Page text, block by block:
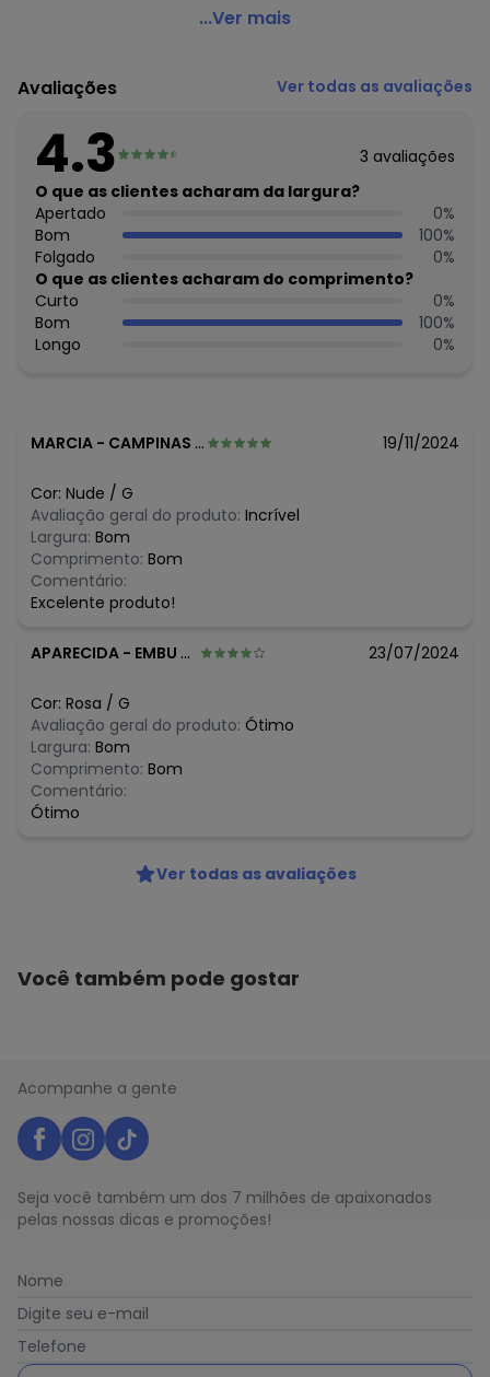
Lupo - Calcinha Fio Dental Loba 40355-001
Colecao : LOBA LINGERIE
...Ver mais
Avaliações Ver todas as avaliações
4.3 3 avaliações
O que as clientes acharam da largura?
Apertado
0%
Bom
100%
Folgado
0%
O que as clientes acharam do comprimento?
Curto
0%
Bom
100%
Longo
0%
MARCIA - CAMPINAS - SP 19/11/2024
Cor: Nude / G
Avaliação geral do produto: Incrível
Largura: Bom
Comprimento: Bom
Comentário:
Excelente produto!
APARECIDA - EMBU GUACU - SP 23/07/2024
Cor: Rosa / G
Avaliação geral do produto: Ótimo
Largura: Bom
Comprimento: Bom
Comentário:
Ótimo
Ver todas as avaliações
Você também pode gostar
Acompanhe a gente
Seja você também um dos 7 milhões de apaixonados
pelas nossas dicas e promoções!
Nome
Digite seu e-mail
Telefone